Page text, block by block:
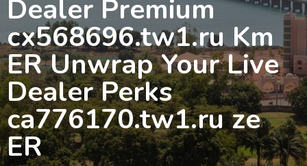
Dealer Premium
cx568696.tw1.ru Km
ER Unwrap Your Live
Dealer Perks
ca776170.tw1.ru ze
ER